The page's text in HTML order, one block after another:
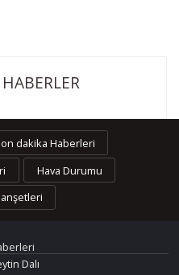
dakika Haberleri
Hava Durumu
Dalı